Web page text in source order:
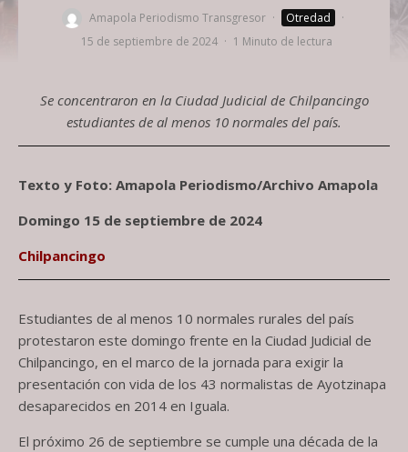
Amapola Periodismo Transgresor · Otredad
·
15 de septiembre de 2024 · 1 Minuto de lectura
Se concentraron en la Ciudad Judicial de Chilpancingo
estudiantes de al menos 10 normales del país.
Texto y Foto: Amapola Periodismo/Archivo Amapola
Domingo 15 de septiembre de 2024
Chilpancingo
Estudiantes de al menos 10 normales rurales del país
protestaron este domingo frente en la Ciudad Judicial de
Chilpancingo, en el marco de la jornada para exigir la
presentación con vida de los 43 normalistas de Ayotzinapa
desaparecidos en 2014 en Iguala.
El próximo 26 de septiembre se cumple una década de la